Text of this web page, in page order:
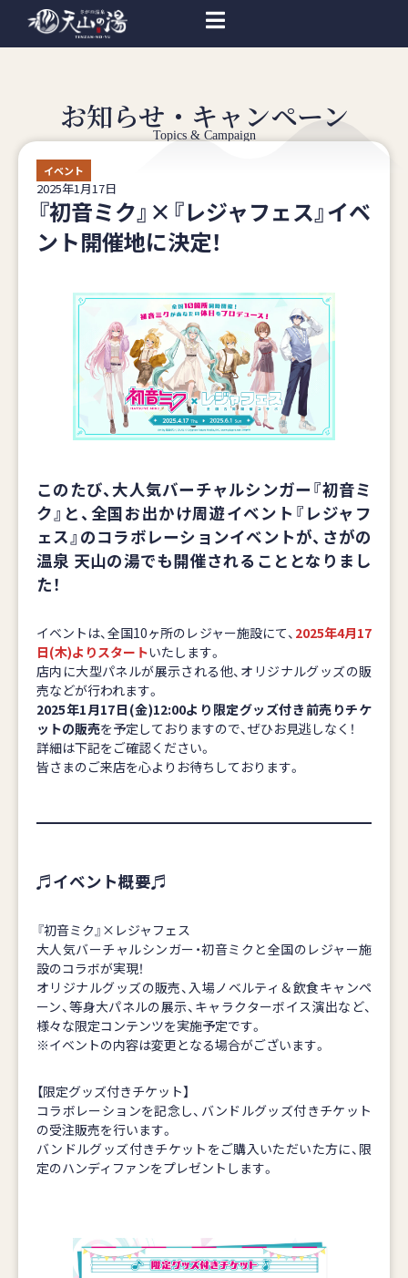
お知らせ・キャンペーン
Topics & Campaign
イベント
2025年1月17日
『初音ミク』×『レジャフェス』イベ
ント開催地に決定！
このたび、大人気バーチャルシンガー『初音ミ
ク』と、全国お出かけ周遊イベント『レジャフ
ェス』のコラボレーションイベントが、さがの
温泉 天山の湯でも開催されることとなりまし
た！
イベントは、全国10ヶ所のレジャー施設にて、 2025年4月17
日(木)よりスタートいたします。
店内に大型パネルが展示される他、オリジナルグッズの販
売などが行われます。
2025年1月17日(金)12:00より限定グッズ付き前売りチケ
ットの販売を予定しておりますので、ぜひお見逃しなく！
詳細は下記をご確認ください。
皆さまのご来店を心よりお待ちしております。
♬イベント概要♬
『初音ミク』×レジャフェス
大人気バーチャルシンガー・初音ミクと全国のレジャー施
設のコラボが実現！
オリジナルグッズの販売、入場ノベルティ＆飲食キャンペ
ーン、等身大パネルの展示、キャラクターボイス演出など、
様々な限定コンテンツを実施予定です。
※イベントの内容は変更となる場合がございます。
【限定グッズ付きチケット】
コラボレーションを記念し、バンドルグッズ付きチケット
の受注販売を行います。
バンドルグッズ付きチケットをご購入いただいた方に、限
定のハンディファンをプレゼントします。